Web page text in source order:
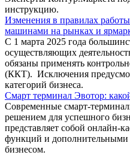
инструкцию.
Изменения в правилах
машинами на рынках и
С 1 марта 2025 года
осуществляющих
обязаны применять
(ККТ). Исключения
категорий бизнеса.
Смарт терминал Эвотор:
Современные смарт-
решением для успешного
представляет собой онлайн-
функций и дополнительными
бизнесом.